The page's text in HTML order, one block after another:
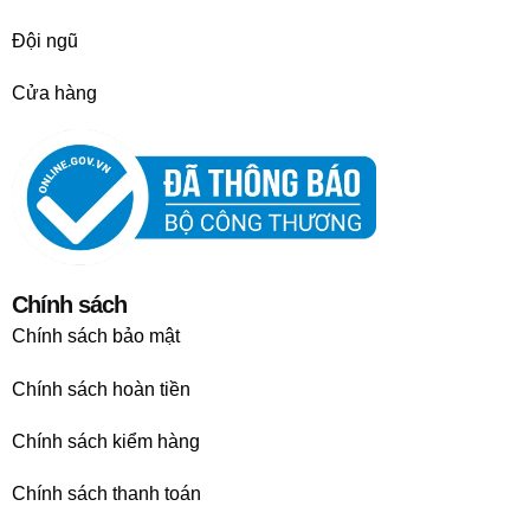
Đội ngũ
Cửa hàng
Chính sách
Chính sách bảo mật
Chính sách hoàn tiền
Chính sách kiểm hàng
Chính sách thanh toán